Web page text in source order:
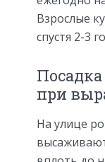
Взрослые
спустя 2-3
при
На улице